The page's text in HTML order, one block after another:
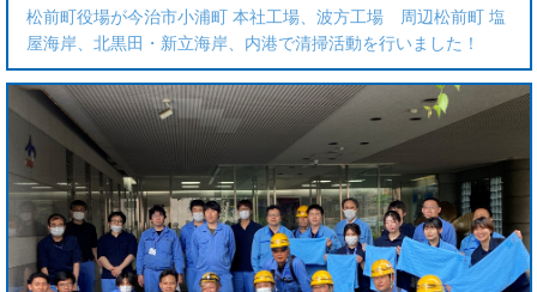
松前町役場が今治市小浦町 本社工場、波方工場 周辺松前町 塩
屋海岸、北黒田・新立海岸、内港で清掃活動を行いました！